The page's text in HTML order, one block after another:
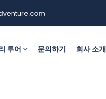
투어 문의하기 회사 소개